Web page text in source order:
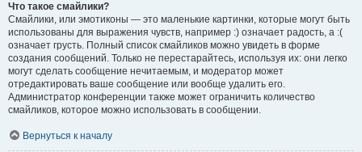
Что такое смайлики?
Смайлики, или эмотиконы — это маленькие картинки, которые могут быть
использованы для выражения чувств, например :) означает радость, а :(
означает грусть. Полный список смайликов можно увидеть в форме
создания сообщений. Только не перестарайтесь, используя их: они легко
могут сделать сообщение нечитаемым, и модератор может
отредактировать ваше сообщение или вообще удалить его.
Администратор конференции также может ограничить количество
смайликов, которое можно использовать в сообщении.
Вернуться к началу